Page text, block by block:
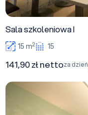
Sala szkoleniowa I
15 m2 15
141,90 zł nettoza dzień